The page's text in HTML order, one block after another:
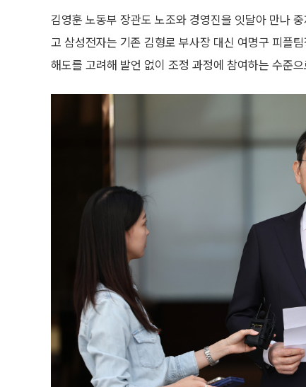
김영훈 노동부 장관도 노조와 경영진을 잇달아 만나
고 삼성전자는 기존 김형로 부사장 대신 여명구 피플
해도를 고려해 발언 없이 조정 과정에 참여하는 수준